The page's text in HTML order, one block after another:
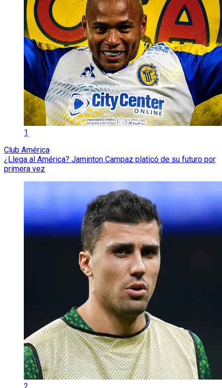
1
Club América
¿Llega al América? Jaminton Campaz platicó de su futuro por
primera vez